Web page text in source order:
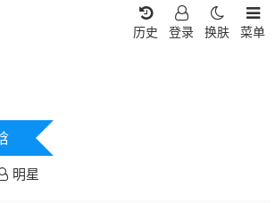
菜单
换肤
登录
历史
明星